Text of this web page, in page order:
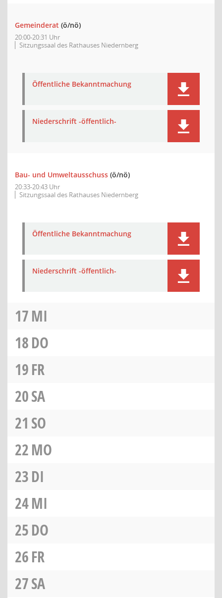
Gemeinderat (ö/nö)
20:00-20:31 Uhr
Sitzungssaal des Rathauses Niedernberg
Öffentliche Bekanntmachung
Niederschrift -öffentlich-
Bau- und Umweltausschuss (ö/nö)
20:33-20:43 Uhr
Sitzungssaal des Rathauses Niedernberg
Öffentliche Bekanntmachung
Niederschrift -öffentlich-
17MI
18DO
19FR
20SA
21 SO
22MO
23DI
24MI
25DO
26FR
27SA